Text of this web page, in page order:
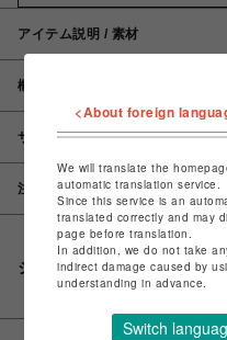
アイテム説明 / 素材
概要
サイズ
注意事項
シェアする
<About foreign
We will translate the
automatic translation service.
Since this service is an
translated correctly and may
page before translation.
In addition, we do not take
indirect damage caused by
understanding in advance.
Switch